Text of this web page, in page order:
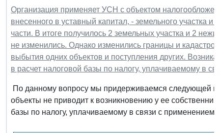
Организация применяет УСН с объектом
внесенного в уставный капитал, - земельного участка
части. В итоге получилось 2 земельных участка и 2
не изменились. Однако изменились границы и
выбытия одних объектов и поступления других.
в расчет налоговой базы по налогу, уплачиваемому в
По данному вопросу мы придерживаемся следующей
объекты не приводит к возникновению у ее
базы по налогу, уплачиваемому в связи с